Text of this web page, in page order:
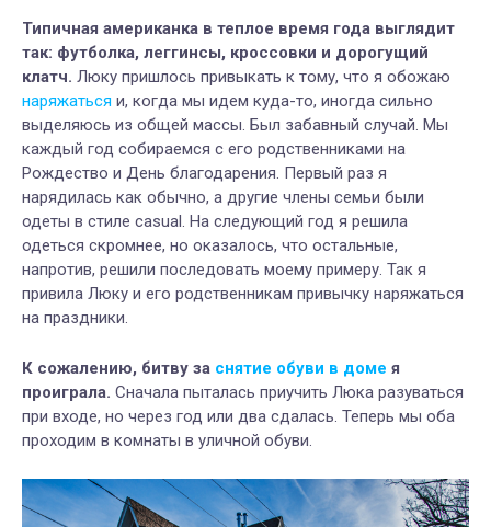
Типичная американка в теплое время года выглядит
так: футболка, леггинсы, кроссовки и дорогущий
клатч. Люку пришлось привыкать к тому, что я обожаю
наряжаться и, когда мы идем куда-то, иногда сильно
выделяюсь из общей массы. Был забавный случай. Мы
каждый год собираемся с его родственниками на
Рождество и День благодарения. Первый раз я
нарядилась как обычно, а другие члены семьи были
одеты в стиле casual. На следующий год я решила
одеться скромнее, но оказалось, что остальные,
напротив, решили последовать моему примеру. Так я
привила Люку и его родственникам привычку наряжаться
на праздники.
К сожалению, битву за снятие обуви в доме я
проиграла. Сначала пыталась приучить Люка разуваться
при входе, но через год или два сдалась. Теперь мы оба
проходим в комнаты в уличной обуви.